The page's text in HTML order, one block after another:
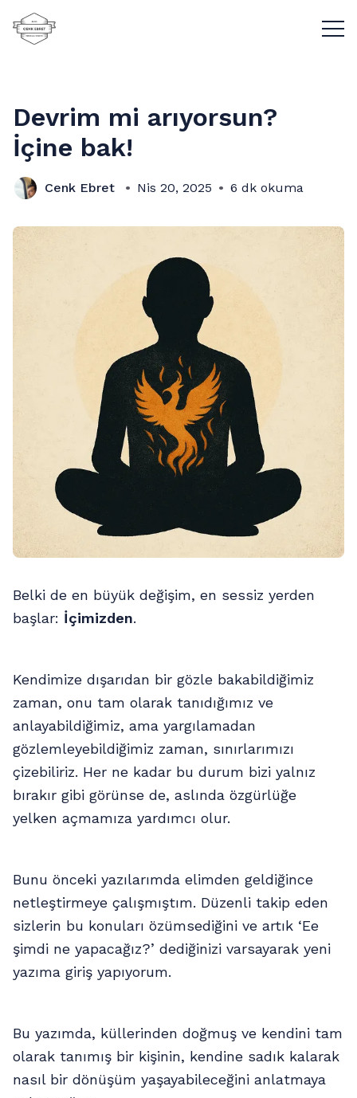
Devrim mi arıyorsun?
İçine bak!
Cenk Ebret Nis 20, 2025 6 dk okuma
Belki de en büyük değişim, en sessiz yerden
başlar: İçimizden.
Kendimize dışarıdan bir gözle bakabildiğimiz
zaman, onu tam olarak tanıdığımız ve
anlayabildiğimiz, ama yargılamadan
gözlemleyebildiğimiz zaman, sınırlarımızı
çizebiliriz. Her ne kadar bu durum bizi yalnız
bırakır gibi görünse de, aslında özgürlüğe
yelken açmamıza yardımcı olur.
Bunu önceki yazılarımda elimden geldiğince
netleştirmeye çalışmıştım. Düzenli takip eden
sizlerin bu konuları özümsediğini ve artık ‘Ee
şimdi ne yapacağız?’ dediğinizi varsayarak yeni
yazıma giriş yapıyorum.
Bu yazımda, küllerinden doğmuş ve kendini tam
olarak tanımış bir kişinin, kendine sadık kalarak
nasıl bir dönüşüm yaşayabileceğini anlatmaya